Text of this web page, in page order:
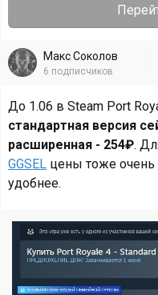
Макс Соколов
6 подписчиков
До 1.06 в Steam Port
стандартная версия
расширенная - 254₽.
GGSEL цены тоже очень
удобнее.